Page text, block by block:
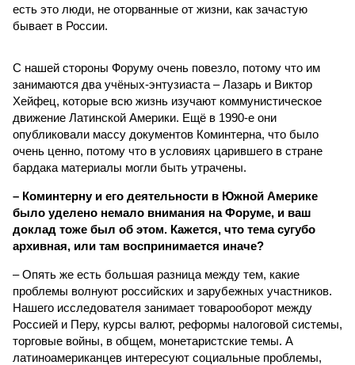
есть это люди, не оторванные от жизни, как зачастую
бывает в России.
С нашей стороны Форуму очень повезло, потому что им
занимаются два учёных-энтузиаста – Лазарь и Виктор
Хейфец, которые всю жизнь изучают коммунистическое
движение Латинской Америки. Ещё в 1990-е они
опубликовали массу документов Коминтерна, что было
очень ценно, потому что в условиях царившего в стране
бардака материалы могли быть утрачены.
– Коминтерну и его деятельности в Южной Америке
было уделено немало внимания на Форуме, и ваш
доклад тоже был об этом. Кажется, что тема сугубо
архивная, или там воспринимается иначе?
– Опять же есть большая разница между тем, какие
проблемы волнуют российских и зарубежных участников.
Нашего исследователя занимает товарооборот между
Россией и Перу, курсы валют, реформы налоговой системы,
торговые войны, в общем, монетаристские темы. А
латиноамериканцев интересуют социальные проблемы,